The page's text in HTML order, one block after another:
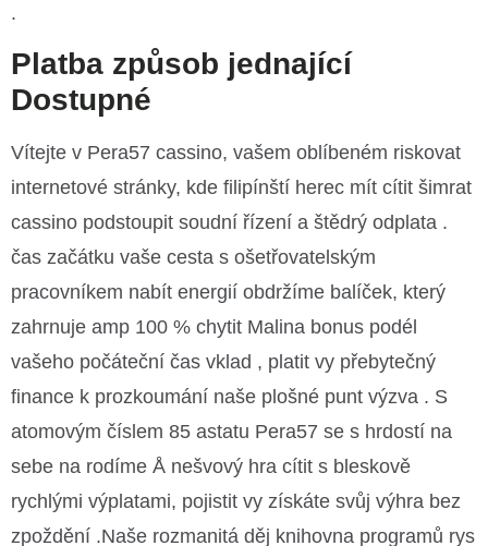
.
Platba způsob jednající
Dostupné
Vítejte v Pera57 cassino, vašem oblíbeném riskovat
internetové stránky, kde filipínští herec mít cítit šimrat
cassino podstoupit soudní řízení a štědrý odplata .
čas začátku vaše cesta s ošetřovatelským
pracovníkem nabít energií obdržíme balíček, který
zahrnuje amp 100 % chytit Malina bonus podél
vašeho počáteční čas vklad , platit vy přebytečný
finance k prozkoumání naše plošné punt výzva . S
atomovým číslem 85 astatu Pera57 se s hrdostí na
sebe na rodíme Å nešvový hra cítit s bleskově
rychlými výplatami, pojistit vy získáte svůj výhra bez
zpoždění .Naše rozmanitá děj knihovna programů rys